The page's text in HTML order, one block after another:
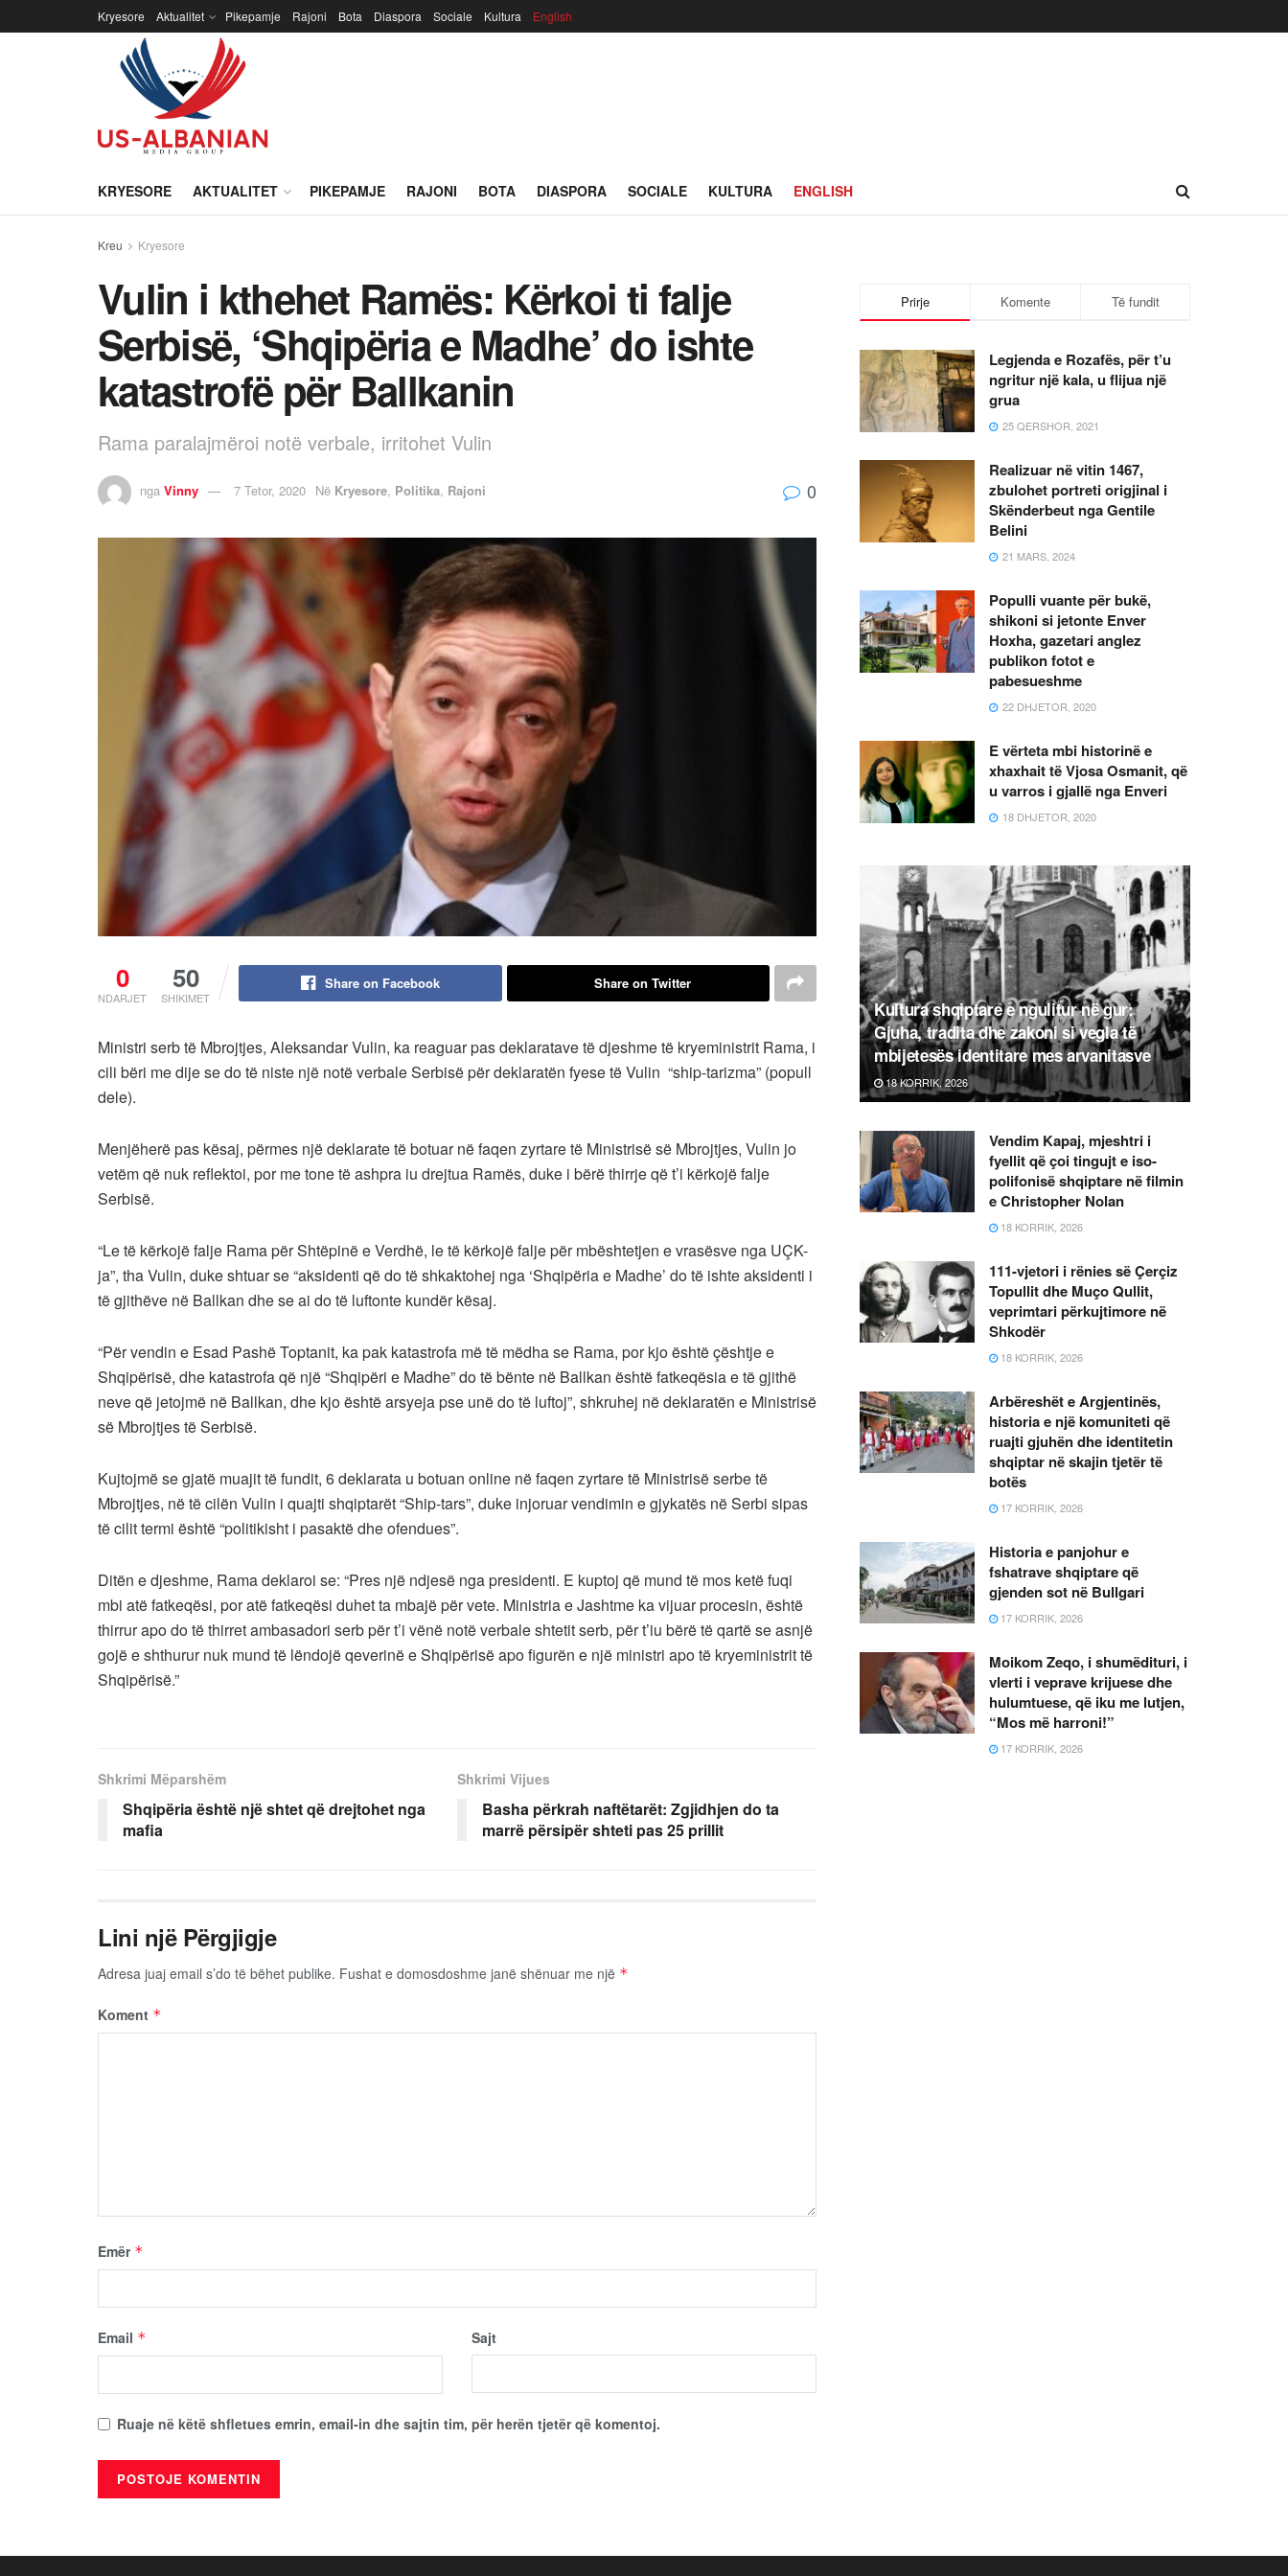
Kryesore Aktualitet Pikepamje Rajoni Bota Diaspora Sociale Kultura English
KRYESORE AKTUALITET PIKEPAMJE RAJONI BOTA DIASPORA SOCIALE KULTURA ENGLISH
Kreu Kryesore
Vulin i kthehet Ramës: Kërkoi ti falje
Serbisë, ‘Shqipëria e Madhe’ do ishte
katastrofë për Ballkanin
Rama paralajmëroi notë verbale, irritohet Vulin
nga Vinny 7 Tetor, 2020 Në Kryesore, Politika, Rajoni 0
0
NDARJET
50
SHIKIMET
Share on Facebook Share on Twitter
Ministri serb të Mbrojtjes, Aleksandar Vulin, ka reaguar pas deklaratave të djeshme të kryeministrit Rama, i
cili bëri me dije se do të niste një notë verbale Serbisë për deklaratën fyese të Vulin “ship-tarizma” (popull
dele).
Menjëherë pas kësaj, përmes një deklarate të botuar në faqen zyrtare të Ministrisë së Mbrojtjes, Vulin jo
vetëm që nuk reflektoi, por me tone të ashpra iu drejtua Ramës, duke i bërë thirrje që t’i kërkojë falje
Serbisë.
“Le të kërkojë falje Rama për Shtëpinë e Verdhë, le të kërkojë falje për mbështetjen e vrasësve nga UÇK-
ja”, tha Vulin, duke shtuar se “aksidenti që do të shkaktohej nga ‘Shqipëria e Madhe’ do të ishte aksidenti i
të gjithëve në Ballkan dhe se ai do të luftonte kundër kësaj.
“Për vendin e Esad Pashë Toptanit, ka pak katastrofa më të mëdha se Rama, por kjo është çështje e
Shqipërisë, dhe katastrofa që një “Shqipëri e Madhe” do të bënte në Ballkan është fatkeqësia e të gjithë
neve që jetojmë në Ballkan, dhe kjo është arsyeja pse unë do të luftoj”, shkruhej në deklaratën e Ministrisë
së Mbrojtjes të Serbisë.
Kujtojmë se gjatë muajit të fundit, 6 deklarata u botuan online në faqen zyrtare të Ministrisë serbe të
Mbrojtjes, në të cilën Vulin i quajti shqiptarët “Ship-tars”, duke injoruar vendimin e gjykatës në Serbi sipas
të cilit termi është “politikisht i pasaktë dhe ofendues”.
Ditën e djeshme, Rama deklaroi se: “Pres një ndjesë nga presidenti. E kuptoj që mund të mos ketë fuqi
mbi atë fatkeqësi, por atë fatkeqësi duhet ta mbajë për vete. Ministria e Jashtme ka vijuar procesin, është
thirrur apo do të thirret ambasadori serb për t’i vënë notë verbale shtetit serb, për t’iu bërë të qartë se asnjë
gojë e shthurur nuk mund të lëndojë qeverinë e Shqipërisë apo figurën e një ministri apo të kryeministrit të
Shqipërisë.”
Shkrimi Mëparshëm
Shqipëria është një shtet që drejtohet nga
mafia
Shkrimi Vijues
Basha përkrah naftëtarët: Zgjidhjen do ta
marrë përsipër shteti pas 25 prillit
Lini një Përgjigje
Adresa juaj email s’do të bëhet publike. Fushat e domosdoshme janë shënuar me një *
Koment *
Emër *
Email * Sajt
Ruaje në këtë shfletues emrin, email-in dhe sajtin tim, për herën tjetër që komentoj.
Prirje Komente Të fundit
Legjenda e Rozafës, për t’u
ngritur një kala, u flijua një
grua
25 QERSHOR, 2021
Realizuar në vitin 1467,
zbulohet portreti origjinal i
Skënderbeut nga Gentile
Belini
21 MARS, 2024
Populli vuante për bukë,
shikoni si jetonte Enver
Hoxha, gazetari anglez
publikon fotot e
pabesueshme
22 DHJETOR, 2020
E vërteta mbi historinë e
xhaxhait të Vjosa Osmanit, që
u varros i gjallë nga Enveri
18 DHJETOR, 2020
Kultura shqiptare e ngulitur në gur:
Gjuha, tradita dhe zakoni si vegla të
mbijetesës identitare mes arvanitasve
18 KORRIK, 2026
Vendim Kapaj, mjeshtri i
fyellit që çoi tingujt e iso-
polifonisë shqiptare në filmin
e Christopher Nolan
18 KORRIK, 2026
111-vjetori i rënies së Çerçiz
Topullit dhe Muço Qullit,
veprimtari përkujtimore në
Shkodër
18 KORRIK, 2026
Arbëreshët e Argjentinës,
historia e një komuniteti që
ruajti gjuhën dhe identitetin
shqiptar në skajin tjetër të
botës
17 KORRIK, 2026
Historia e panjohur e
fshatrave shqiptare që
gjenden sot në Bullgari
17 KORRIK, 2026
Moikom Zeqo, i shumëdituri, i
vlerti i veprave krijuese dhe
hulumtuese, që iku me lutjen,
“Mos më harroni!”
17 KORRIK, 2026